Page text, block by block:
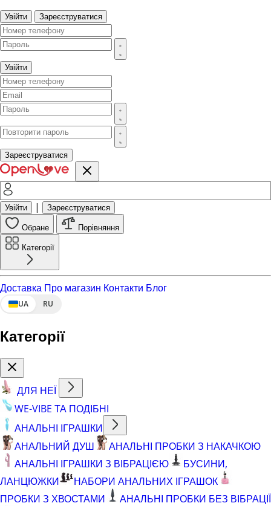
Увійти Зареєструватися
Увійти
Зареєструватися
Увійти | Зареєструватися
Обране Порівняння
Категорії
Доставка Про магазин Контакти Блог
UA RU
Категорії
ДЛЯ НЕЇ
WE-VIBE ТА ПОДІБНІ
АНАЛЬНІ ІГРАШКИ
АНАЛЬНИЙ ДУШ
АНАЛЬНІ ПРОБКИ З НАКАЧКОЮ
АНАЛЬНІ ІГРАШКИ З ВІБРАЦІЄЮ
БУСИНИ,
ЛАНЦЮЖКИ
НАБОРИ АНАЛЬНИХ ІГРАШОК
ПРОБКИ З ХВОСТАМИ
АНАЛЬНІ ПРОБКИ БЕЗ ВІБРАЦІЇ